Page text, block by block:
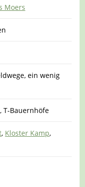
Moers
ein wenig
T-Bauernhöfe
, Kloster Kamp,